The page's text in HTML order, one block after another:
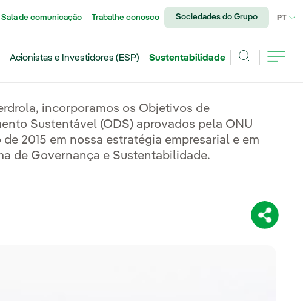
Sala de comunicação Trabalhe conosco Sociedades do Grupo PT
Acionistas e Investidores (ESP)
Sustentabilidade
incorporamos os Objetivos de
Sustentável (ODS) aprovados pela ONU
de 2015 em nossa estratégia empresarial e em
de Governança e Sustentabilidade.